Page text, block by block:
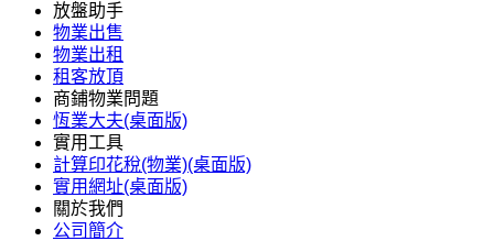
放盤助手
物業出售
物業出租
租客放頂
商鋪物業問題
恆業大夫(桌面版)
實用工具
計算印花稅(物業)(桌面版)
實用網址(桌面版)
關於我們
公司簡介